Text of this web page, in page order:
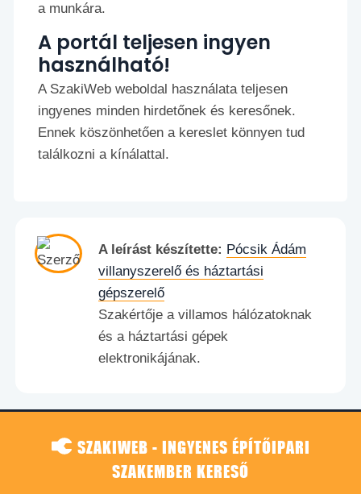
a munkára.
A portál teljesen ingyen
használható!
A SzakiWeb weboldal használata teljesen
ingyenes minden hirdetőnek és keresőnek.
Ennek köszönhetően a kereslet könnyen tud
találkozni a kínálattal.
A leírást készítette: Pócsik Ádám
villanyszerelő és háztartási
gépszerelő
Szakértője a villamos hálózatoknak
és a háztartási gépek
elektronikájának.
SZAKIWEB - INGYENES ÉPÍTŐIPARI
SZAKEMBER KERESŐ